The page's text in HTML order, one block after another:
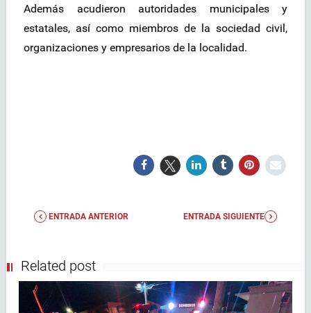
Además acudieron autoridades municipales y
estatales, así como miembros de la sociedad civil,
organizaciones y empresarios de la localidad.
ENTRADA ANTERIOR ENTRADA SIGUIENTE
Related post